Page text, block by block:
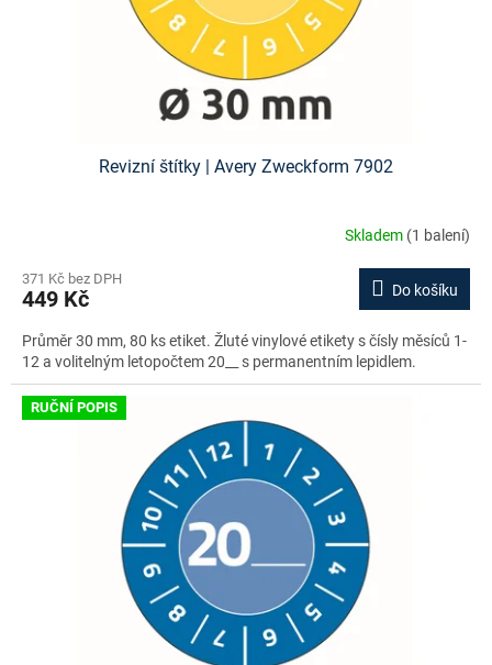
Revizní štítky | Avery Zweckform 7902
Skladem (1 balení)
371 Kč bez DPH
449 Kč Do košíku
Průměr 30 mm, 80 ks etiket. Žluté vinylové etikety s čísly měsíců 1-
12 a volitelným letopočtem 20__ s permanentním lepidlem.
RUČNÍ POPIS